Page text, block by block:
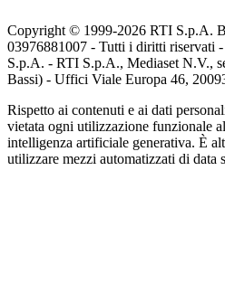
Copyright © 1999-2026 RTI S.p.A.
03976881007 - Tutti i diritti riservati
S.p.A. - RTI S.p.A., Mediaset N.V.,
Bassi) - Uffici Viale Europa 46,
Rispetto ai contenuti e ai dati
vietata ogni utilizzazione funzionale
intelligenza artificiale generativa. È
utilizzare mezzi automatizzati di data